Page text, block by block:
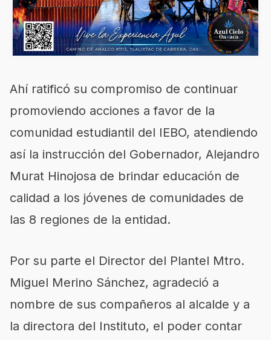
Ahí ratificó su compromiso de continuar
promoviendo acciones a favor de la
comunidad estudiantil del IEBO, atendiendo
así la instrucción del Gobernador, Alejandro
Murat Hinojosa de brindar educación de
calidad a los jóvenes de comunidades de
las 8 regiones de la entidad.
Por su parte el Director del Plantel Mtro.
Miguel Merino Sánchez, agradeció a
nombre de sus compañeros al alcalde y a
la directora del Instituto, el poder contar